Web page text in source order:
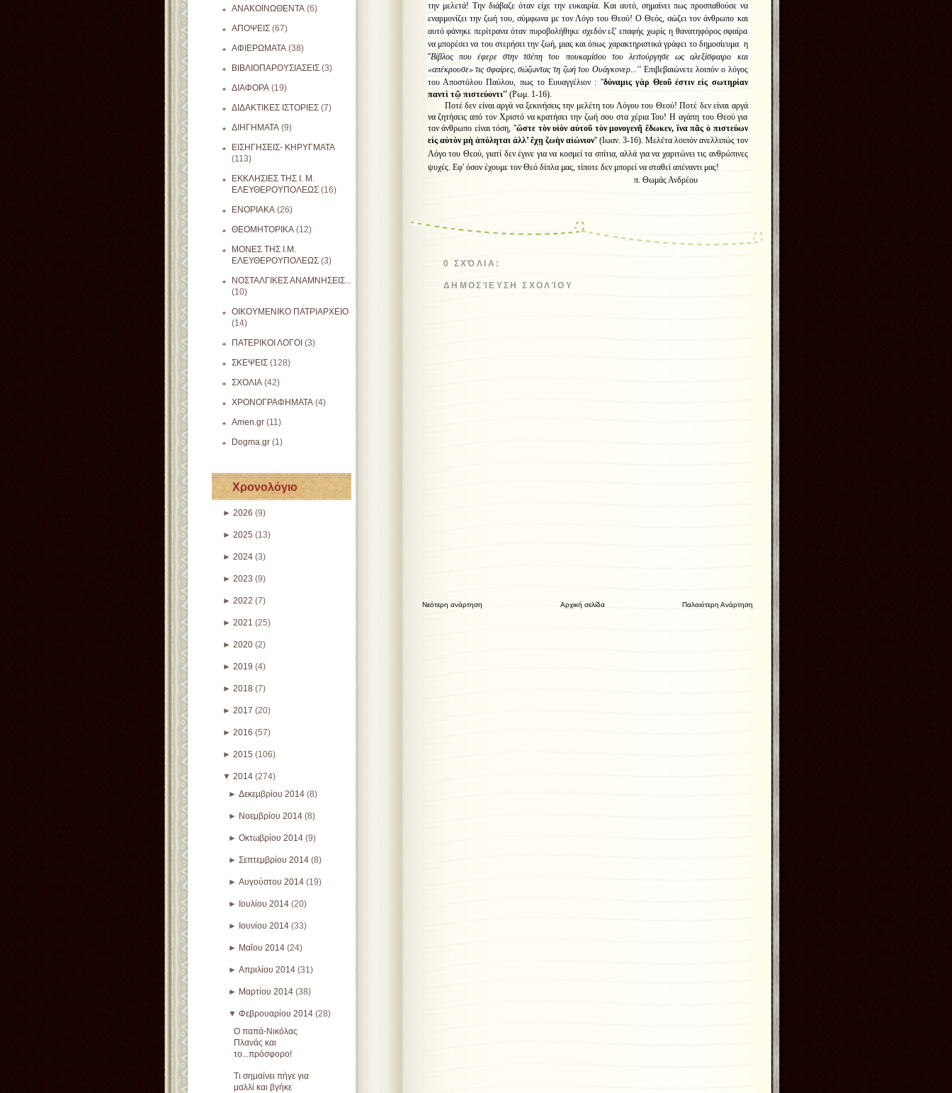
ΑΝΑΚΟΙΝΩΘΕΝΤΑ (6)
ΑΠΟΨΕΙΣ (67)
ΑΦΙΕΡΩΜΑΤΑ (38)
ΒΙΒΛΙΟΠΑΡΟΥΣΙΑΣΕΙΣ (3)
ΔΙΑΦΟΡΑ (19)
ΔΙΔΑΚΤΙΚΕΣ ΙΣΤΟΡΙΕΣ (7)
ΔΙΗΓΗΜΑΤΑ (9)
ΕΙΣΗΓΗΣΕΙΣ- ΚΗΡΥΓΜΑΤΑ
(113)
ΕΚΚΛΗΣΙΕΣ ΤΗΣ Ι. Μ.
ΕΛΕΥΘΕΡΟΥΠΟΛΕΩΣ (16)
ΕΝΟΡΙΑΚΑ (26)
ΘΕΟΜΗΤΟΡΙΚΑ (12)
ΜΟΝΕΣ ΤΗΣ Ι.Μ.
ΕΛΕΥΘΕΡΟΥΠΟΛΕΩΣ (3)
ΝΟΣΤΑΛΓΙΚΕΣ ΑΝΑΜΝΗΣΕΙΣ...
(10)
ΟΙΚΟΥΜΕΝΙΚΟ ΠΑΤΡΙΑΡΧΕΙΟ
(14)
ΠΑΤΕΡΙΚΟΙ ΛΟΓΟΙ (3)
ΣΚΕΨΕΙΣ (128)
ΣΧΟΛΙΑ (42)
ΧΡΟΝΟΓΡΑΦΗΜΑΤΑ (4)
Amen.gr (11)
Dogma.gr (1)
Χρονολόγιο
► 2026 (9)
► 2025 (13)
► 2024 (3)
► 2023 (9)
► 2022 (7)
► 2021 (25)
► 2020 (2)
► 2019 (4)
► 2018 (7)
► 2017 (20)
► 2016 (57)
► 2015 (106)
▼ 2014 (274)
► Δεκεμβρίου 2014 (8)
► Νοεμβρίου 2014 (8)
► Οκτωβρίου 2014 (9)
► Σεπτεμβρίου 2014 (8)
► Αυγούστου 2014 (19)
► Ιουλίου 2014 (20)
► Ιουνίου 2014 (33)
► Μαΐου 2014 (24)
► Απριλίου 2014 (31)
► Μαρτίου 2014 (38)
▼ Φεβρουαρίου 2014 (28)
Ο παπά-Νικόλας
Πλανάς και
το...πρόσφορο!
Τι σημαίνει πήγε για
μαλλί και βγήκε
την μελετά! Την διάβαζε όταν είχε την ευκαιρία. Και αυτό, σημαίνει πως προσπαθούσε να
εναρμονίζει την ζωή του, σύμφωνα με τον Λόγο του Θεού! Ο Θεός, σώζει τον άνθρωπο και
αυτό φάνηκε περίτρανα όταν πυροβολήθηκε σχεδόν εξ' επαφής χωρίς η θανατηφόρος σφαίρα
να μπορέσει να του στερήσει την ζωή, μιας και όπως χαρακτηριστικά γράφει το δημοσίευμα η
''Βίβλος που έφερε στην τσέπη του πουκαμίσου του λειτούργησε ως αλεξίσφαιρο και
«απέκρουσε» τις σφαίρες, σώζωντας τη ζωή του Ουάγκονερ...'' Επιβεβαιώνετε λοιπόν ο λόγος
του Αποστόλου Παύλου, πως το Ευυαγγέλιον : ''δύναμις γὰρ Θεοῦ ἐστιν εἰς σωτηρίαν
παντὶτῷπιστεύοντι'' (Ρωμ. 1-16).
Ποτέ δεν είναι αργά να ξεκινήσεις την μελέτη του Λόγου του Θεού! Ποτέ δεν είναι αργά
να ζητήσεις από τον Χριστό να κρατήσει την ζωή σου στα χέρια Του! Η αγάπη του Θεού για
τον άνθρωπο είναι τόση, ''ὥστε τὸν υἱὸν αὐτοῦ τὸν μονογενῆ ἔδωκεν, ἵνα πᾶς ὁ πιστεύων
εἰς αὐτὸν μὴ ἀπόληται ἀλλ’ ἔχῃ ζωὴν αἰώνιον'' (Ιωαν. 3-16). Μελέτα λοιπόν ανελλιπώς τον
Λόγο του Θεού, γιατί δεν έγινε για να κοσμεί τα σπίτια, αλλά για να χαριτώνει τις ανθρώπινες
ψυχές. Εφ' όσον έχουμε τον Θεό δίπλα μας, τίποτε δεν μπορεί να σταθεί απέναντι μας!
π. Θωμάς Ανδρέου
0 ΣΧΌΛΙΑ:
ΔΗΜΟΣΊΕΥΣΗ ΣΧΟΛΊΟΥ
Νεότερη ανάρτηση Παλαιότερη Ανάρτηση
Αρχική σελίδα